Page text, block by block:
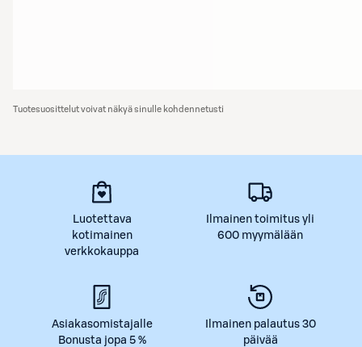
Tuotesuosittelut voivat näkyä sinulle kohdennetusti
Luotettava
kotimainen
verkkokauppa
Ilmainen toimitus yli
600 myymälään
Asiakasomistajalle
Bonusta jopa 5 %
Ilmainen palautus 30
päivää